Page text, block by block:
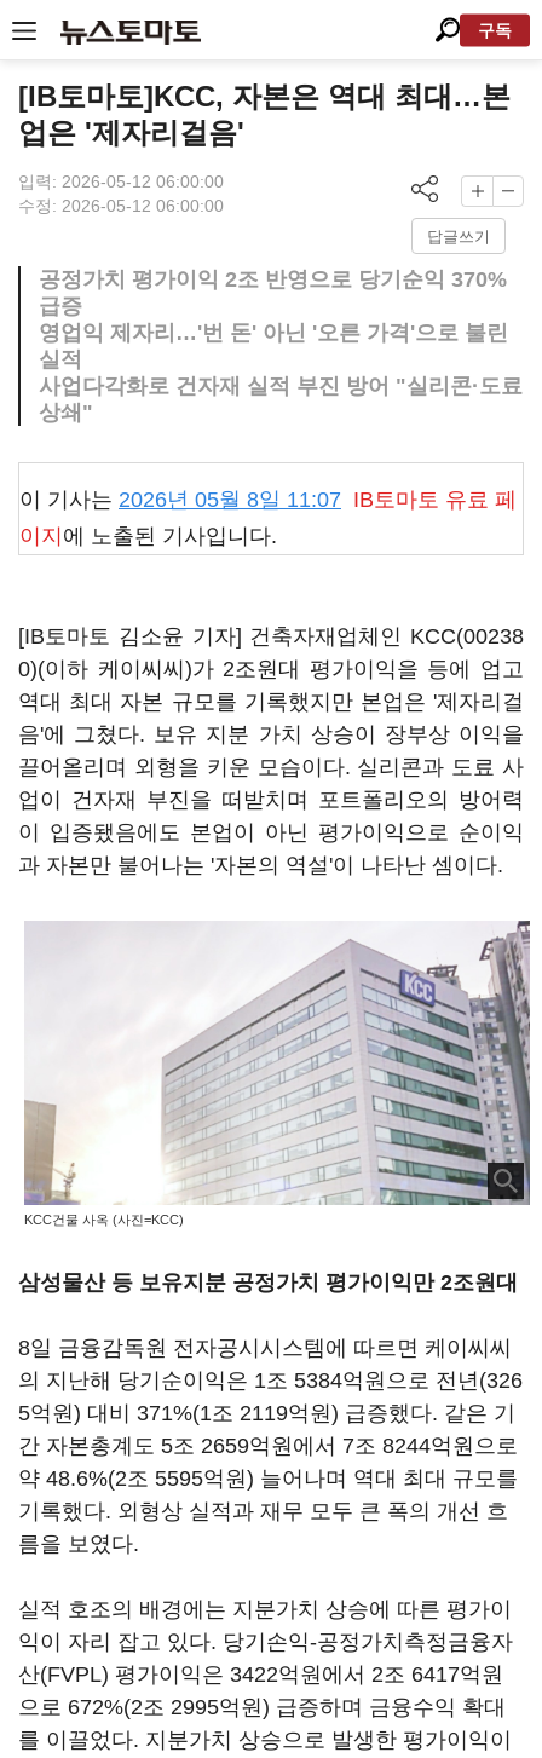
구독
[IB토마토]KCC, 자본은 역대 최대…본
업은 '제자리걸음'
입력: 2026-05-12 06:00:00
수정: 2026-05-12 06:00:00
답글쓰기
공정가치 평가이익 2조 반영으로 당기순익 370%
급증
영업익 제자리…'번 돈' 아닌 '오른 가격'으로 불린
실적
사업다각화로 건자재 실적 부진 방어 "실리콘·도료
상쇄"
이 기사는 2026년 05월 8일 11:07 IB토마토 유료 페
이지 에 노출된 기사입니다.
[IB토마토 김소윤 기자] 건축자재업체인 KCC(00238
0)(이하 케이씨씨)가 2조원대 평가이익을 등에 업고
역대 최대 자본 규모를 기록했지만 본업은 '제자리걸
음'에 그쳤다. 보유 지분 가치 상승이 장부상 이익을
끌어올리며 외형을 키운 모습이다. 실리콘과 도료 사
업이 건자재 부진을 떠받치며 포트폴리오의 방어력
이 입증됐음에도 본업이 아닌 평가이익으로 순이익
과 자본만 불어나는 '자본의 역설'이 나타난 셈이다.
KCC건물 사옥 (사진=KCC)
삼성물산 등 보유지분 공정가치 평가이익만 2조원대
8일 금융감독원 전자공시시스템에 따르면 케이씨씨
의 지난해 당기순이익은 1조 5384억원으로 전년(326
5억원) 대비 371%(1조 2119억원) 급증했다. 같은 기
간 자본총계도 5조 2659억원에서 7조 8244억원으로
약 48.6%(2조 5595억원) 늘어나며 역대 최대 규모를
기록했다. 외형상 실적과 재무 모두 큰 폭의 개선 흐
름을 보였다.
실적 호조의 배경에는 지분가치 상승에 따른 평가이
익이 자리 잡고 있다. 당기손익-공정가치측정금융자
산(FVPL) 평가이익은 3422억원에서 2조 6417억원
으로 672%(2조 2995억원) 급증하며 금융수익 확대
를 이끌었다. 지분가치 상승으로 발생한 평가이익이